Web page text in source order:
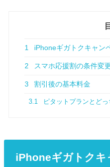
1 iPhoneギガトクキャン
2 スマホ応援割の条件変
3 割引後の基本料金
3.1 ピタットプランとど
iPhoneギガトクキ